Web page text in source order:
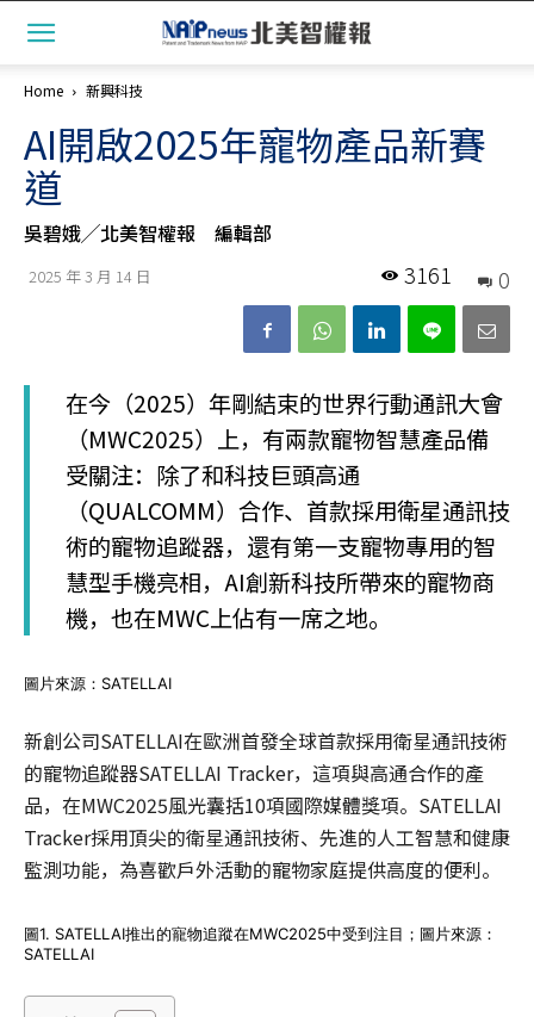
Home 新興科技
AI開啟2025年寵物產品新賽
道
吳碧娥╱北美智權報 編輯部
2025 年 3 月 14 日 0
3161
在今（2025）年剛結束的世界行動通訊大會
（MWC2025）上，有兩款寵物智慧產品備
受關注：除了和科技巨頭高通
（QUALCOMM）合作、首款採用衛星通訊技
術的寵物追蹤器，還有第一支寵物專用的智
慧型手機亮相，AI創新科技所帶來的寵物商
機，也在MWC上佔有一席之地。
圖片來源：SATELLAI
新創公司SATELLAI在歐洲首發全球首款採用衛星通訊技術
的寵物追蹤器SATELLAI Tracker，這項與高通合作的產
品，在MWC2025風光囊括10項國際媒體獎項。SATELLAI
Tracker採用頂尖的衛星通訊技術、先進的人工智慧和健康
監測功能，為喜歡戶外活動的寵物家庭提供高度的便利。
圖1. SATELLAI推出的寵物追蹤在MWC2025中受到注目；圖片來源：
SATELLAI